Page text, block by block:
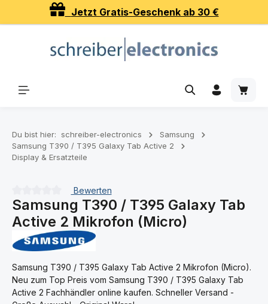
Zum Hauptinhalt springenJetzt Gratis-Geschenk ab 30 €
Du bist hier: schreiber-electronics
Samsung
Samsung T390 / T395 Galaxy Tab Active 2
Display & Ersatzteile
Durchschnittliche Bewertung von 0 von 5 Sternen
Bewerten
Samsung T390 / T395 Galaxy Tab
Active 2 Mikrofon (Micro)
Samsung T390 / T395 Galaxy Tab Active 2 Mikrofon (Micro).
Neu zum Top Preis vom Samsung T390 / T395 Galaxy Tab
Active 2 Fachhändler online kaufen. Schneller Versand -